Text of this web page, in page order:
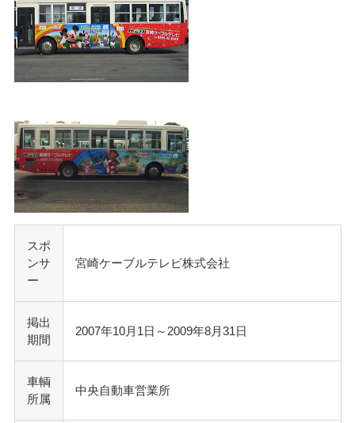
スポ
ンサ
ー
宮崎ケーブルテレビ株式会社
掲出
期間
2007年10月1日～2009年8月31日
車輌
所属
中央自動車営業所